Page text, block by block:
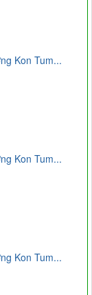
Kon Tum...
Kon Tum...
Kon Tum...